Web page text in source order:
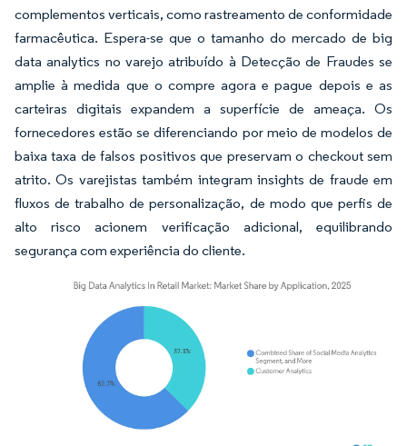
complementos verticais, como rastreamento de conformidade
farmacêutica. Espera-se que o tamanho do mercado de big
data analytics no varejo atribuído à Detecção de Fraudes se
amplie à medida que o compre agora e pague depois e as
carteiras digitais expandem a superfície de ameaça. Os
fornecedores estão se diferenciando por meio de modelos de
baixa taxa de falsos positivos que preservam o checkout sem
atrito. Os varejistas também integram insights de fraude em
fluxos de trabalho de personalização, de modo que perfis de
alto risco acionem verificação adicional, equilibrando
segurança com experiência do cliente.